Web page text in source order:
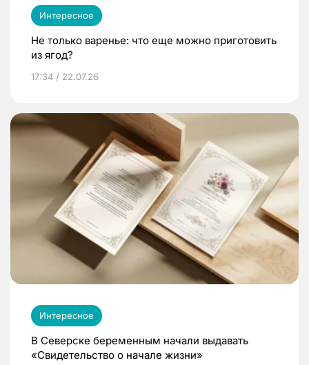
Интересное
Не только варенье: что еще можно приготовить
из ягод?
17:34 / 22.07.26
Интересное
В Северске беременным начали выдавать
«Свидетельство о начале жизни»